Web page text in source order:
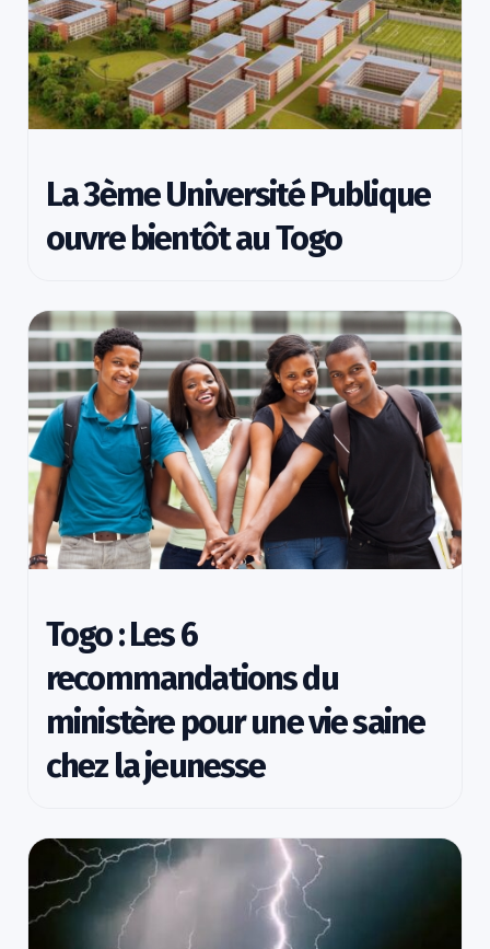
La 3ème Université Publique
ouvre bientôt au Togo
Togo : Les 6
recommandations du
ministère pour une vie saine
chez la jeunesse